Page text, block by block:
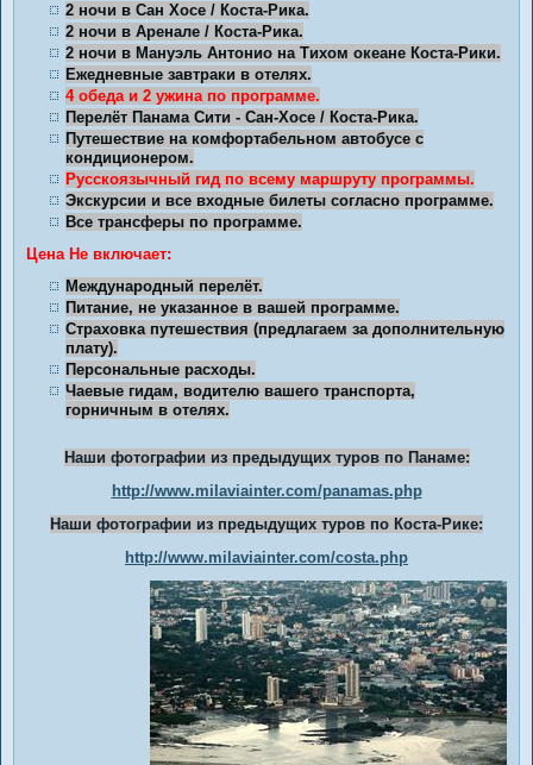
2 ночи в Сан Хосе / Коста-Рика.
2 ночи в Аренале / Коста-Рика.
2 ночи в Мануэль Антонио на Тихом океане Коста-Рики.
Ежедневные завтраки в отелях.
4 обеда и 2 ужина по программе.
Перелёт Панама Сити - Сан-Хосе / Коста-Рика.
Путешествие на комфортабельном автобусе с
кондиционером.
Русскоязычный гид по всему маршруту программы.
Экскурсии и все входные билеты согласно программе.
Все трансферы по программе.
Цена Не включает:
Международный перелёт.
Питание, не указанное в вашей программе.
Страховка путешествия (предлагаем за дополнительную
плату).
Персональные расходы.
Чаевые гидам, водителю вашего транспорта,
горничным в отелях.
Наши фотографии из предыдущих туров по Панаме:
http://www.milaviainter.com/panamas.php
Наши фотографии из предыдущих туров по Коста-Рике:
http://www.milaviainter.com/costa.php